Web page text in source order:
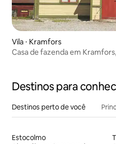
Vila ⋅ Kramfors
Casa de fazenda em
Destinos para
Destinos perto de você
Estocolmo